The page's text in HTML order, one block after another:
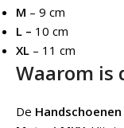
M – 9 cm
L – 10 cm
XL – 11 cm
Waarom is
De